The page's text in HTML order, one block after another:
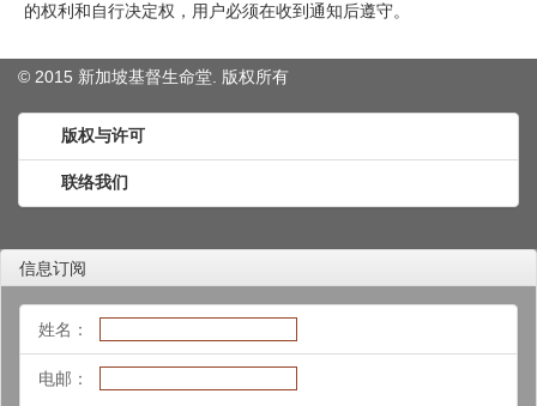
的权利和自行决定权，用户必须在收到通知后遵守。
© 2015 新加坡基督生命堂. 版权所有
版权与许可
联络我们
信息订阅
姓名：
电邮：